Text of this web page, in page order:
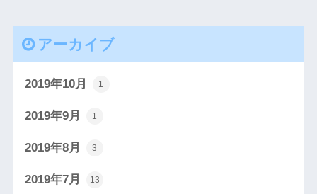
アーカイブ
2019年10月 1
2019年9月 1
2019年8月 3
2019年7月 13